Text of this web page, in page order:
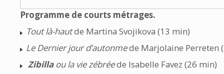
Programme de courts métrages.
Tout là-hautde Martina Svojikova (13 min)
Le Dernier jour d’autonmede Marjolaine Perreten
Zibilla ou la vie zébréede Isabelle Favez (26 min)